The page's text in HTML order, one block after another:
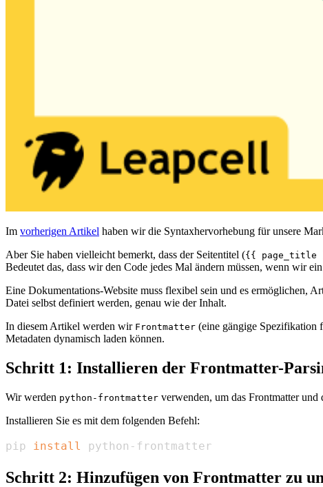
Im vorherigen Artikel haben wir die Syntaxhervorhebung für unsere
Aber Sie haben vielleicht bemerkt, dass der Seitentitel ({{ page_title
Bedeutet das, dass wir den Code jedes Mal ändern müssen, wenn wir
Eine Dokumentations-Website muss flexibel sein und es ermöglichen,
Datei selbst definiert werden, genau wie der Inhalt.
In diesem Artikel werden wir Frontmatter (eine gängige Spezifikation
Metadaten dynamisch laden können.
Schritt 1: Installieren der Frontmatter-
Wir werden python-frontmatter verwenden, um das Frontmatter
Installieren Sie es mit dem folgenden Befehl:
pip install python-frontmatter
Schritt 2: Hinzufügen von Frontmatter zu